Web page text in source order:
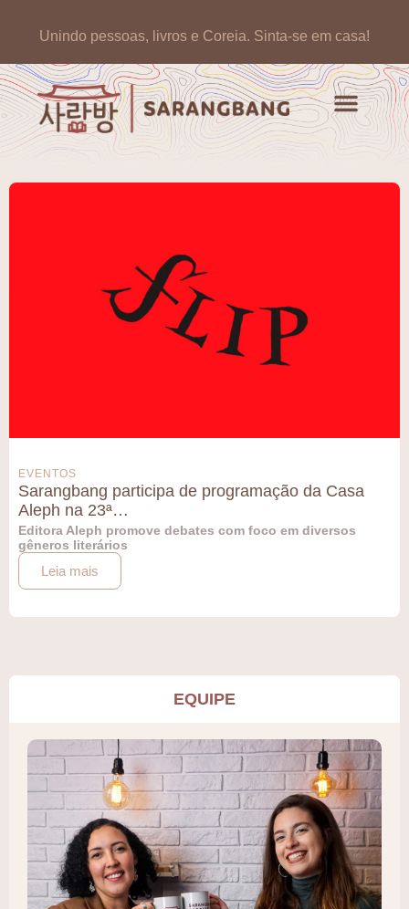
Unindo pessoas, livros e Coreia. Sinta-se em casa!
EVENTOS
Sarangbang participa de programação da Casa
Aleph na 23ª…
Editora Aleph promove debates com foco em diversos
gêneros literários
Leia mais
EQUIPE